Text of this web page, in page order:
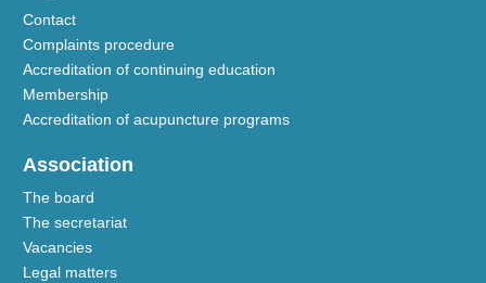
Contact
Complaints procedure
Accreditation of continuing education
Membership
Accreditation of acupuncture programs
Association
The board
The secretariat
Vacancies
Legal matters